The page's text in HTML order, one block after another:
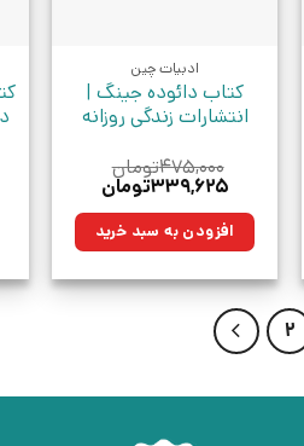
ادبیات چین
کتاب دائوده جینگ |
انتشارات زندگی روزانه
۴۷۵,۰۰۰تومان
قیمت
۴۷۵,۰۰۰تومان
بود.
۳۳۹,۶۲۵تومان
۳۳۹,۶۲۵تومان.افزودن به سبد خرید
2